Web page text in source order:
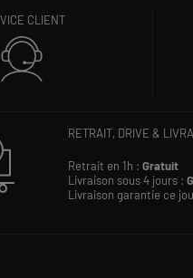
CLIENT
RETRAIT, DRIVE &
Retrait en 1h : Gratuit
Livraison sous 4 jours :
Livraison garantie ce